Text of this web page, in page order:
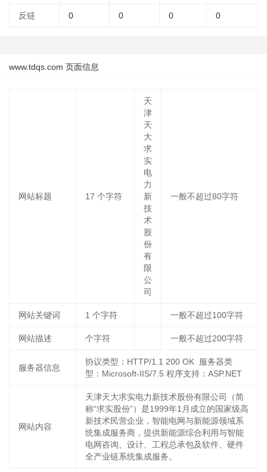
反链 0 0 0 0
www.tdqs.com 页面信息
网站标题 17 个字符
天
津
天
大
求
实
电
力
新
技
术
股
份
有
限
公
司
一般不超过80字符
网站关键词 1 个字符 一般不超过100字符
网站描述 个字符 一般不超过200字符
服务器信息
协议类型：HTTP/1.1 200 OK 服务器类
型：Microsoft-IIS/7.5 程序支持：ASP.NET
网站内容
天津天大求实电力新技术股份有限公司（简
称“求实股份”）是1999年1月成立的国家级高
新技术民营企业，智能电网与新能源领域系
统集成服务商，提供新能源综合利用与智能
电网咨询、设计、工程总承包及软件、硬件
全产业链系统集成服务。